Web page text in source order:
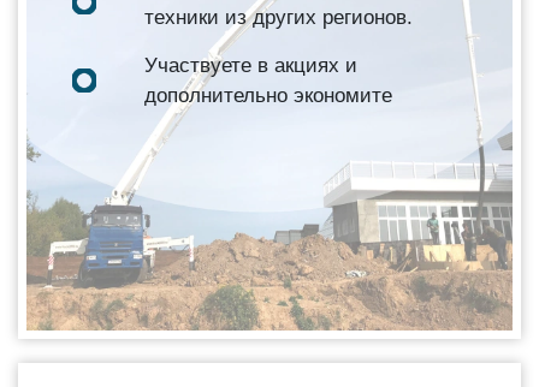
техники из других регионов.
Участвуете в акциях и
дополнительно экономите